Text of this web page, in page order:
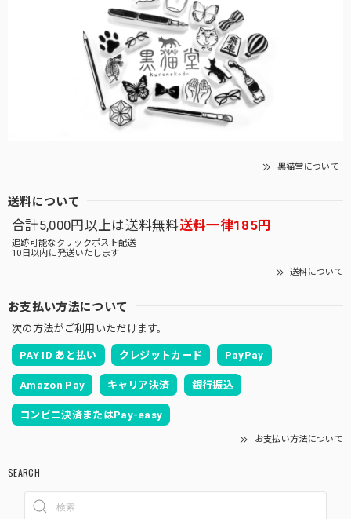
黒猫堂について
送料について
合計5,000円以上は送料無料送料一律185円
追跡可能なクリックポスト配送
10日以内に発送いたします
送料について
お支払い方法について
次の方法がご利用いただけます。
PAY ID あと払い クレジットカード PayPay
Amazon Pay キャリア決済 銀行振込
コンビニ決済またはPay-easy
お支払い方法について
SEARCH